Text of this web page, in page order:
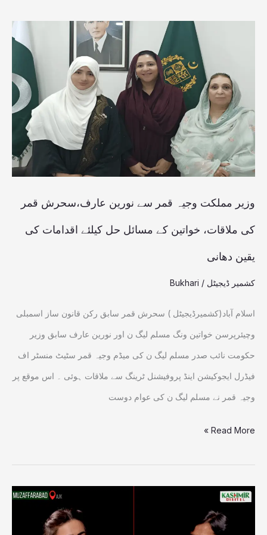
وزیر مملکت وجیہ قمر سے نورین عارف،سحرش قمر
کی ملاقات، خواتین کے مسائل حل کیلئے اقدامات کی
یقین دھانی
کشمیر ڈیجیٹل /
Bukhari
اسلام آباد(کشمیرڈیجیٹل ) سحرش قمر سابق رکن قانون ساز اسمبلی
وچیئرپرسن خواتین ونگ مسلم لیگ ن اور نورین عارف سابق وزیر
حکومت نائب صدر مسلم لیگ ن کی میڈم وجیہ قمر سٹیٹ منسٹر اف
فیڈرل ایجوکیشن اینڈ پروفیشنل ٹرینگ سے ملاقات ہوئی ۔ اس موقع پر
وجیہ قمر نے مسلم لیگ ن کی عوام دوست
سے
نورین
عارف،سحرش
قمر
کے
مسائل
Read More »
موسمیاتی